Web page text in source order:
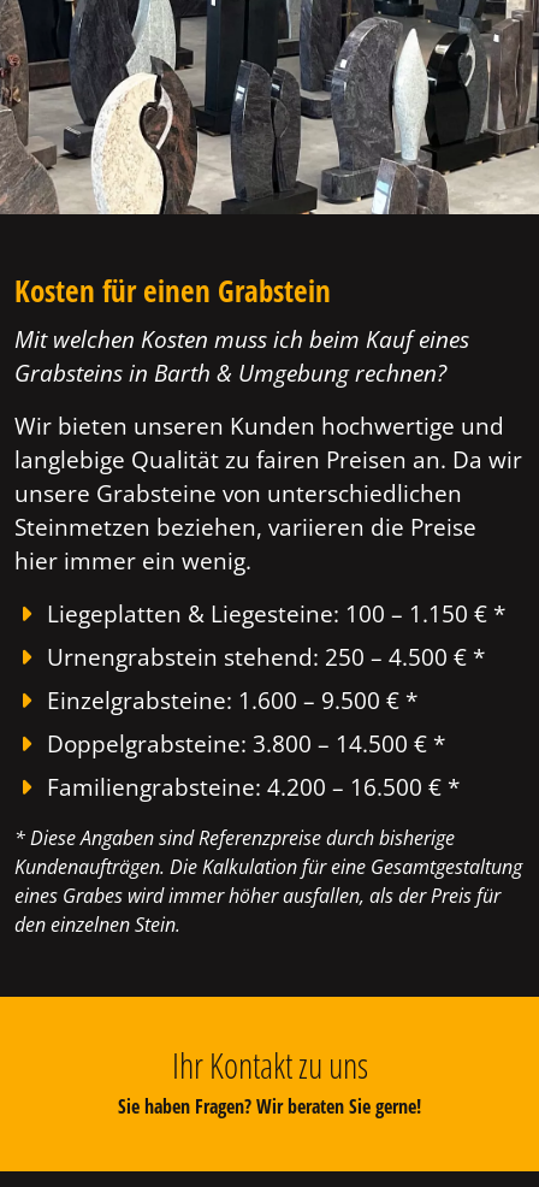
Kosten für einen Grabstein
Mit welchen Kosten muss ich beim Kauf eines
Grabsteins in Barth & Umgebung rechnen?
Wir bieten unseren Kunden hochwertige und
langlebige Qualität zu fairen Preisen an. Da wir
unsere Grabsteine von unterschiedlichen
Steinmetzen beziehen, variieren die Preise
hier immer ein wenig.
Liegeplatten & Liegesteine: 100 – 1.150 € *
Urnengrabstein stehend: 250 – 4.500 € *
Einzelgrabsteine: 1.600 – 9.500 € *
Doppelgrabsteine: 3.800 – 14.500 € *
Familiengrabsteine: 4.200 – 16.500 € *
* Diese Angaben sind Referenzpreise durch bisherige
Kundenaufträgen. Die Kalkulation für eine Gesamtgestaltung
eines Grabes wird immer höher ausfallen, als der Preis für
den einzelnen Stein.
Ihr Kontakt zu uns
Sie haben Fragen? Wir beraten Sie gerne!